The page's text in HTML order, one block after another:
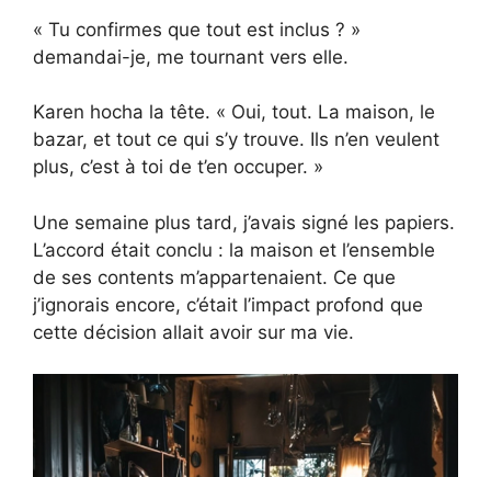
« Tu confirmes que tout est inclus ? »
demandai-je, me tournant vers elle.
Karen hocha la tête. « Oui, tout. La maison, le
bazar, et tout ce qui s’y trouve. Ils n’en veulent
plus, c’est à toi de t’en occuper. »
Une semaine plus tard, j’avais signé les papiers.
L’accord était conclu : la maison et l’ensemble
de ses contents m’appartenaient. Ce que
j’ignorais encore, c’était l’impact profond que
cette décision allait avoir sur ma vie.